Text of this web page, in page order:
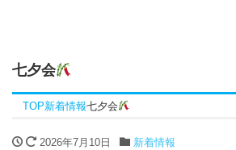
七夕会
TOP新着情報七夕会
2026年7月10日 新着情報